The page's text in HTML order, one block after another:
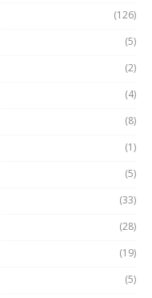
(126)
(5)
(2)
(4)
(8)
(1)
(5)
(33)
(28)
(19)
(5)